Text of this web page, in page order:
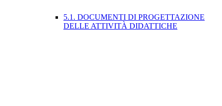
5.1. DOCUMENTI DI PROGETTAZIONE
DELLE ATTIVITÀ DIDATTICHE